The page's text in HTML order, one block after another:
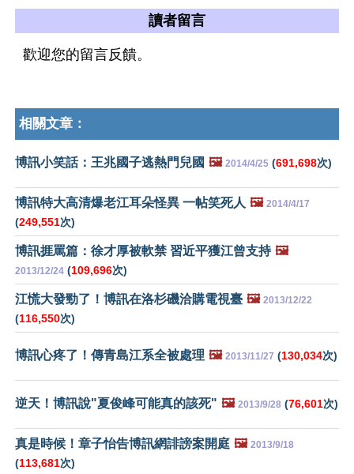
讀者留言
歡迎您的留言反饋。
相關文章：
博訊小笑話：王兆國子逃熱門兒國 🖼️ 2014/4/25 (691,698次)
博訊特大高清爆老江耳朵怪異 一帖笑死人 🖼️ 2014/4/17
(249,551次)
博訊捱罵篇：徐才厚被軟禁 習近平獲江曾支持 🖼️
2013/12/24 (109,696次)
江慌大發勁了！博訊在洛杉磯洽購電視臺 🖼️ 2013/12/22
(116,550次)
博訊心疼了！傳青島江系全被處理 🖼️ 2013/11/27 (130,034次)
逆天！博訊說"夏俊峰可能真的該死" 🖼️ 2013/9/28 (76,601次)
真是時候！章子怡告博訊網誹謗案開庭 🖼️ 2013/9/18
(113,681次)